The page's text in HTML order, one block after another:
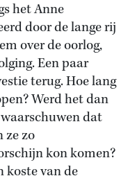
Zoek
het Anne
door de lange rij
over de oorlog,
Een paar
terug. Hoe lang
Werd het dan
dat
ze zo
kon komen?
koste van de